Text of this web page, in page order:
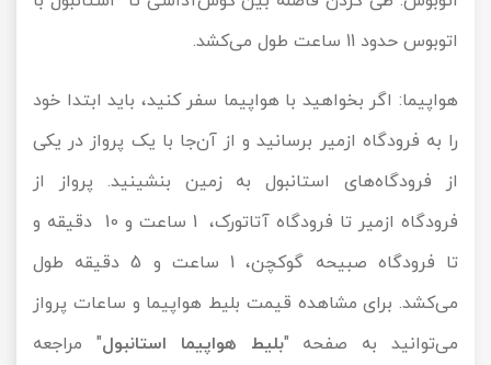
اتوبوس حدود 11 ساعت طول می‌کشد.
هواپیما: اگر بخواهید با هواپیما سفر کنید، باید ابتدا خود
را به فرودگاه ازمیر برسانید و از آن‌جا با یک پرواز در یکی
از فرودگاه‌های استانبول به زمین بنشینید. پرواز از
فرودگاه ازمیر تا فرودگاه آتاتورک، 1 ساعت و 10 دقیقه و
تا فرودگاه صبیحه گوکچن، 1 ساعت و 5 دقیقه طول
می‌کشد. برای مشاهده قیمت بلیط هواپیما و ساعات پرواز
می‌توانید به صفحه "بلیط هواپیما استانبول" مراجعه